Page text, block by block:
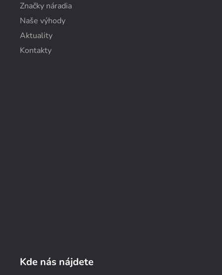
Značky náradia
Naše výhody
Aktuality
Kontakty
Kde nás nájdete